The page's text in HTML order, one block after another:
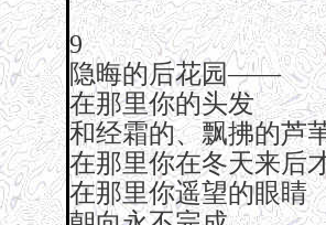
9
隐晦的后花园——
在那里你的头发
和经霜的、飘拂的芦
在那里你在冬天来后
在那里你遥望的眼睛